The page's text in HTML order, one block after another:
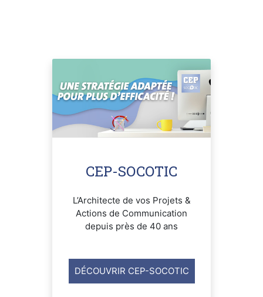
CEP-SOCOTIC
L’Architecte de vos Projets &
Actions de Communication
depuis près de 40 ans
DÉCOUVRIR CEP-SOCOTIC